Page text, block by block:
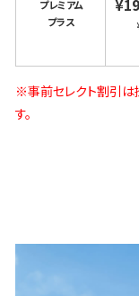
プレミアム
プラス
※事前セレクト割引は
す。